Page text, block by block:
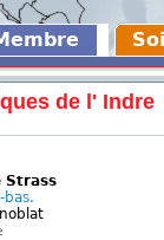
de l' Indre
Strass
bas.